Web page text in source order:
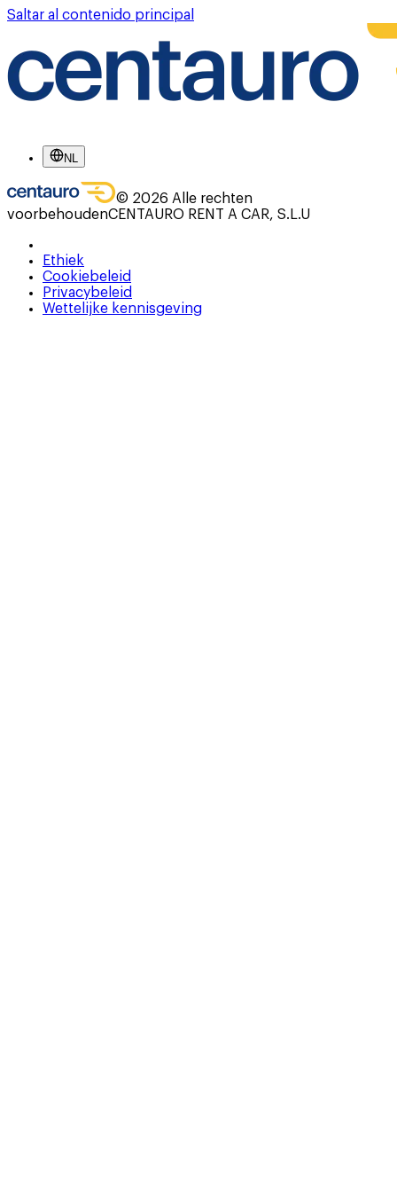
Saltar al contenido principal
NL
© 2026 Alle rechten
voorbehoudenCENTAURO RENT A CAR, S.L.U
Ethiek
Cookiebeleid
Privacybeleid
Wettelijke kennisgeving